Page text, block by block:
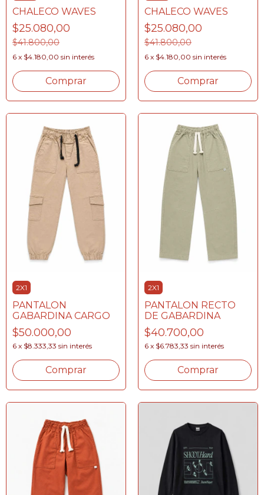
CHALECO WAVES
$25.080,00
$41.800,00
6 x $4.180,00 sin interés
Comprar
CHALECO WAVES
$25.080,00
$41.800,00
6 x $4.180,00 sin interés
Comprar
2X1
PANTALON
GABARDINA CARGO
$50.000,00
6 x $8.333,33 sin interés
Comprar
2X1
PANTALON RECTO
DE GABARDINA
$40.700,00
6 x $6.783,33 sin interés
Comprar